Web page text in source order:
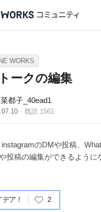
Tips Ideas
WORKS
ークの編集
都子_40ead1
既読 1561
のDMや投稿、
投稿の編集ができるように
ア！ 2